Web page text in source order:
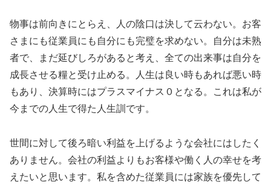
物事は前向きにとらえ、人の陰口は決して云わない。お客
さまにも従業員にも自分にも完璧を求めない。自分は未熟
者で、まだ延びしろがあると考え、全ての出来事は自分を
成長させる糧と受け止める。人生は良い時もあれば悪い時
もあり、決算時にはプラスマイナス０となる。これは私が
今までの人生で得た人生訓です。
世間に対して後ろ暗い利益を上げるような会社にはしたく
ありません。会社の利益よりもお客様や働く人の幸せを考
えたいと思います。私を含めた従業員には家族を優先して